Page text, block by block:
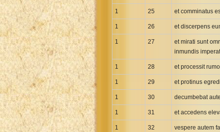
Maori Genesis Exodus Leviticus
Norwegian Bible
Romanian Cornilescu Bible
Russian Synodal 1876 Bible
Russian Synodal Bible Win-1251
Shuar New Testament
Spanish RV 1909 Bible
Spanish Sag. Escrituras 1569
1 25 et comminatus
1 26 et discerpens
1 27
et mirati sunt
inmundis
1 28 et processit
1 29 et protinus
1 30 decumbebat
1 31 et accedens
1 32 vespere autem